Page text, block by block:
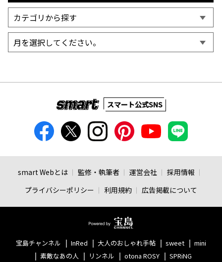
スマート公式SNS
smart Webとは 監修・執筆者 運営会社
採用情報
プライバシーポリシー
利用規約 広告掲載について
宝島チャンネル InRed 大人のおしゃれ手帖 sweet
mini
素敵なあの人
リンネル otona ROSY SPRiNG